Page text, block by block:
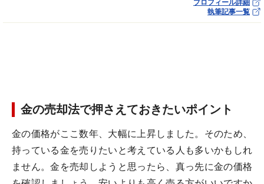
プロフィール詳細
執筆記事一覧
金の売却法で押さえておきたいポイント
金の価格がここ数年、大幅に上昇しました。そのため、
持っている金を売りたいと考えている人も多いかもしれ
ません。金を売却しようと思ったら、真っ先に金の価格